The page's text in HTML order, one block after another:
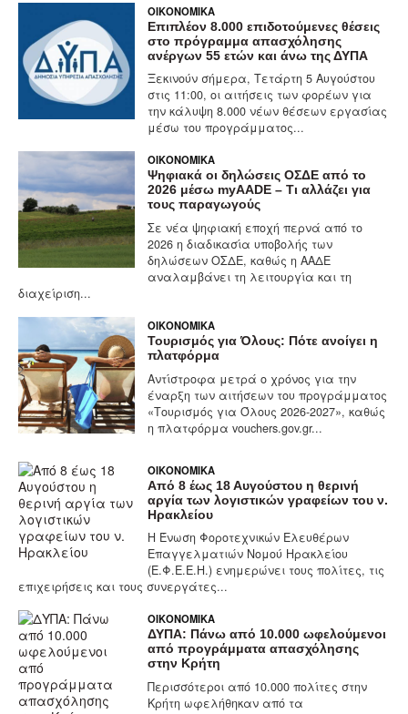
ΟΙΚΟΝΟΜΙΚΆ
Επιπλέον 8.000 επιδοτούμενες θέσεις
στο πρόγραμμα απασχόλησης
ανέργων 55 ετών και άνω της ΔΥΠΑ
Ξεκινούν σήμερα, Τετάρτη 5 Αυγούστου
στις 11:00, οι αιτήσεις των φορέων για
την κάλυψη 8.000 νέων θέσεων εργασίας
μέσω του προγράμματος...
ΟΙΚΟΝΟΜΙΚΆ
Ψηφιακά οι δηλώσεις ΟΣΔΕ από το
2026 μέσω myAADE – Τι αλλάζει για
τους παραγωγούς
Σε νέα ψηφιακή εποχή περνά από το
2026 η διαδικασία υποβολής των
δηλώσεων ΟΣΔΕ, καθώς η ΑΑΔΕ
αναλαμβάνει τη λειτουργία και τη
διαχείριση...
ΟΙΚΟΝΟΜΙΚΆ
Τουρισμός για Όλους: Πότε ανοίγει η
πλατφόρμα
Αντίστροφα μετρά ο χρόνος για την
έναρξη των αιτήσεων του προγράμματος
«Τουρισμός για Όλους 2026-2027», καθώς
η πλατφόρμα vouchers.gov.gr...
ΟΙΚΟΝΟΜΙΚΆ
Από 8 έως 18 Αυγούστου η θερινή
αργία των λογιστικών γραφείων του ν.
Ηρακλείου
Η Ένωση Φοροτεχνικών Ελευθέρων
Επαγγελματιών Νομού Ηρακλείου
(Ε.Φ.Ε.Ε.Η.) ενημερώνει τους πολίτες, τις
επιχειρήσεις και τους συνεργάτες...
ΟΙΚΟΝΟΜΙΚΆ
ΔΥΠΑ: Πάνω από 10.000 ωφελούμενοι
από προγράμματα απασχόλησης
στην Κρήτη
Περισσότεροι από 10.000 πολίτες στην
Κρήτη ωφελήθηκαν από τα